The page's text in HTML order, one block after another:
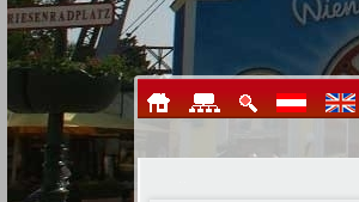
Skull Rock -
Die gefährlichsten